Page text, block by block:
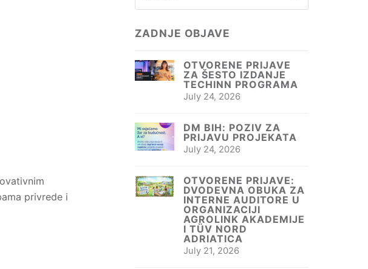
privrede i
ZADNJE OBJAVE
OTVORENE PRIJAVE
ZA ŠESTO IZDANJE
TECHINN PROGRAMA
July 24, 2026
DM BIH: POZIV ZA
PRIJAVU PROJEKATA
July 24, 2026
OTVORENE PRIJAVE:
DVODEVNA OBUKA ZA
INTERNE AUDITORE U
ORGANIZACIJI
AGROLINK AKADEMIJE
I TÜV NORD
ADRIATICA
July 21, 2026